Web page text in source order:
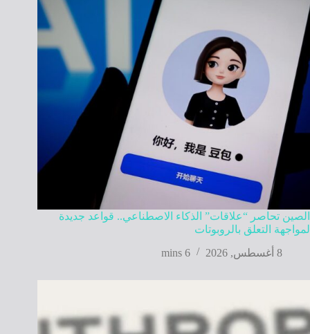
الصين تحاصر “علاقات” الذكاء الاصطناعي.. قواعد جديدة
لمواجهة التعلق بالروبوتات
8 أغسطس, 2026
6 mins